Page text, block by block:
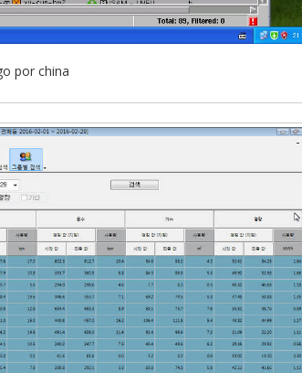
por china